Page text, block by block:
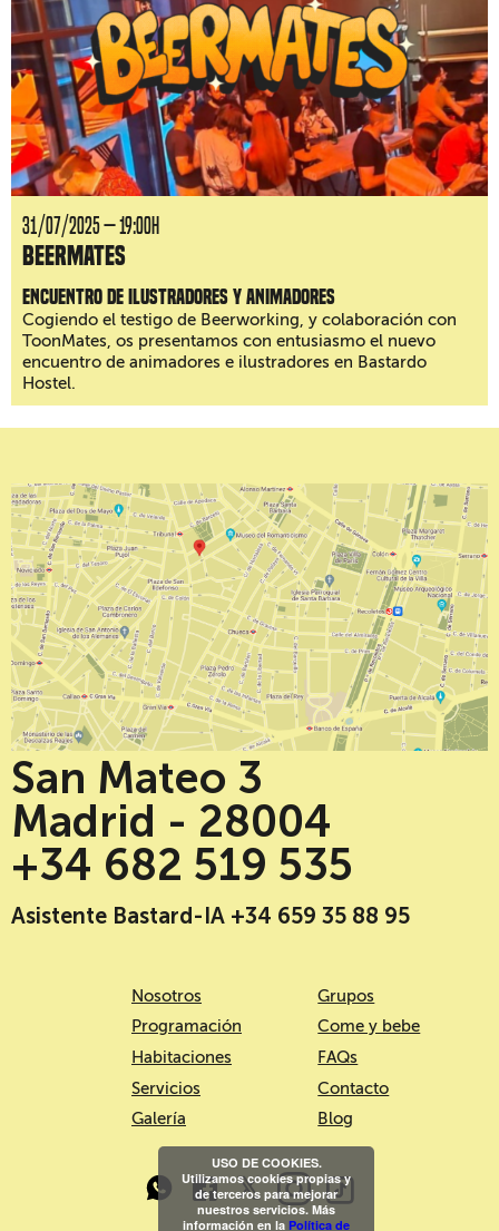
31/07/2025 — 19:00H
BeerMates
Encuentro de ilustradores y animadores
Cogiendo el testigo de Beerworking, y colaboración con
ToonMates, os presentamos con entusiasmo el nuevo
encuentro de animadores e ilustradores en Bastardo
Hostel.
San Mateo 3
Madrid - 28004
+34 682 519 535
Asistente Bastard-IA +34 659 35 88 95
Nosotros
Programación
Habitaciones
Servicios
Galería
Grupos
Come y bebe
FAQs
Contacto
Blog
USO DE COOKIES.
Utilizamos cookies propias y
de terceros para mejorar
nuestros servicios. Más
información en la Política de